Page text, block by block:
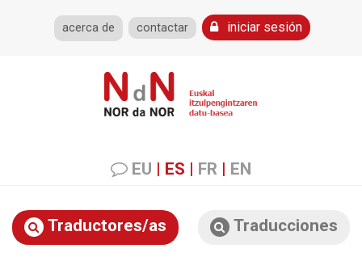
acerca de contactar iniciar sesión
EU | ES | FR | EN
Traductores/as Traducciones